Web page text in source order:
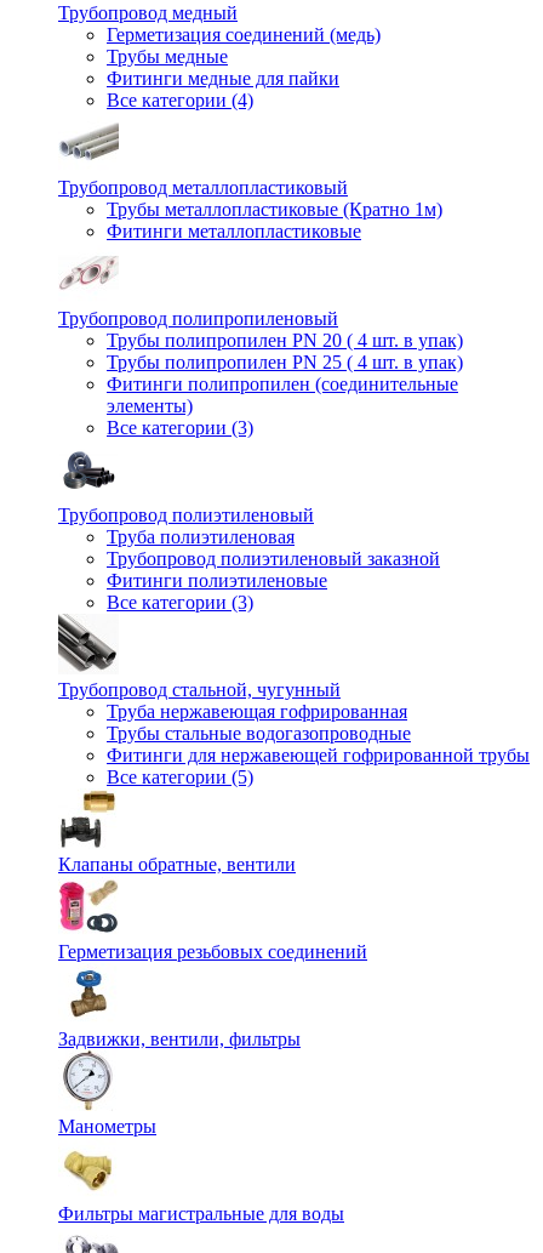
Трубопровод медный
Герметизация соединений (медь)
Трубы медные
Фитинги медные для пайки
Все категории (4)
Трубопровод металлопластиковый
Трубы металлопластиковые (Кратно 1м)
Фитинги металлопластиковые
Трубопровод полипропиленовый
Трубы полипропилен PN 20 ( 4 шт. в упак)
Трубы полипропилен PN 25 ( 4 шт. в упак)
Фитинги полипропилен (cоединительные
элементы)
Все категории (3)
Трубопровод полиэтиленовый
Труба полиэтиленовая
Трубопровод полиэтиленовый заказной
Фитинги полиэтиленовые
Все категории (3)
Трубопровод стальной, чугунный
Труба нержавеющая гофрированная
Трубы стальные водогазопроводные
Фитинги для нержавеющей гофрированной трубы
Все категории (5)
Клапаны обратные, вентили
Герметизация резьбовых соединений
Задвижки, вентили, фильтры
Манометры
Фильтры магистральные для воды